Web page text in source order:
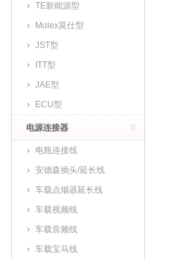
TE新能源型
Molex莫仕型
JST型
ITT型
JAE型
ECU型
电源连接器
电瓶连接线
安德森插头/延长线
车载点烟器延长线
车载视频线
车载音频线
车载宝马线